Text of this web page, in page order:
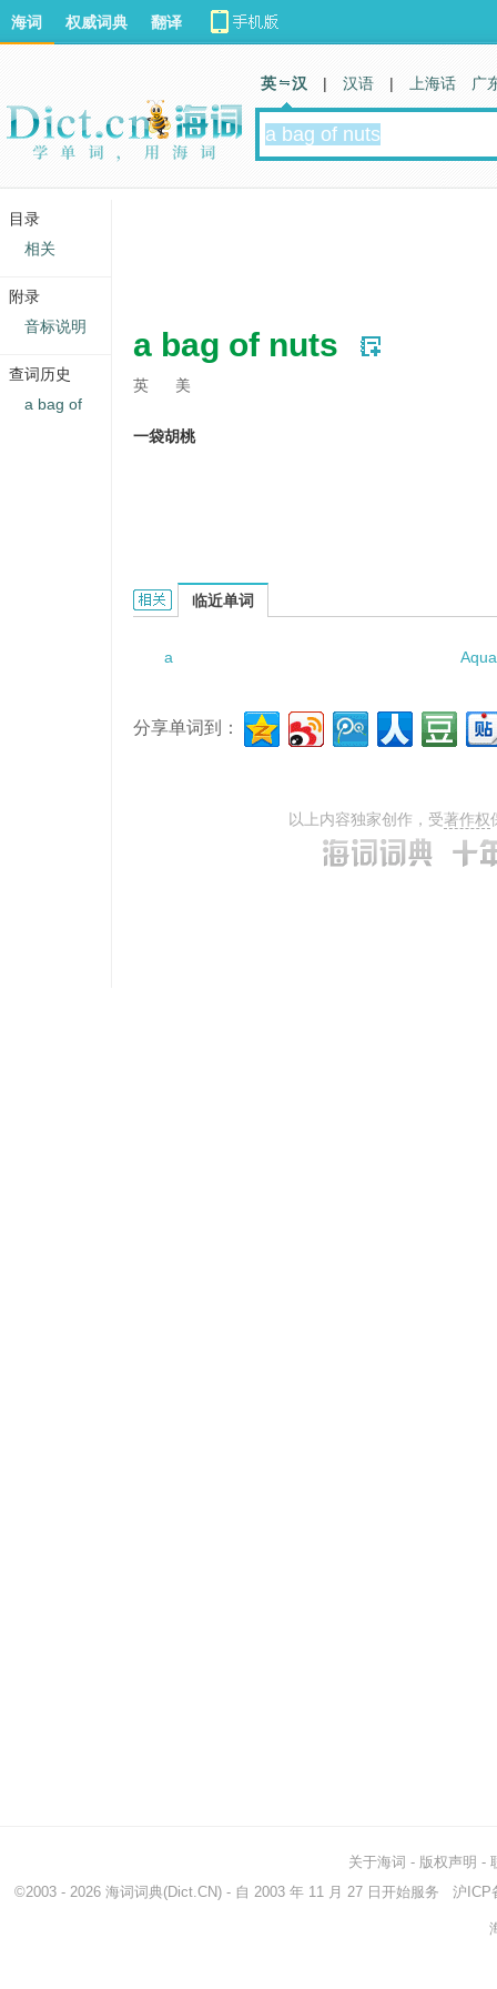
a bag of nuts
英 美
一袋胡桃
a bag of nuts的相关资料：
临近单词
a
分享单词到：
以上内容独家创作，受著作权
海词 权威词典 翻译
英 汉 | 汉语 | 上海话 广
关于海词 - 版权声明 -
©2003 - 2026 海词词典(Dict.CN) - 自 2003 年 11 月 27 日开始服务 沪ICP
目录
相关
附录
音标说明
查词历史
a bag of